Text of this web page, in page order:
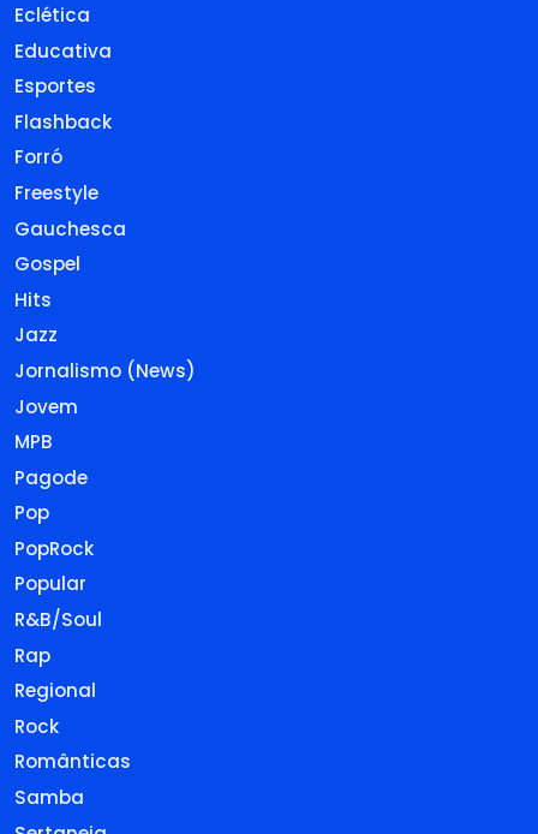
Eclética
Educativa
Esportes
Flashback
Forró
Freestyle
Gauchesca
Gospel
Hits
Jazz
Jornalismo (News)
Jovem
MPB
Pagode
Pop
PopRock
Popular
R&B/Soul
Rap
Regional
Rock
Românticas
Samba